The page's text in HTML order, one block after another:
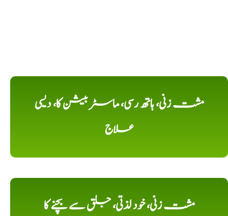
مشت زنی، ہاتھ رسی، ماسٹر بیشن کا، دیسی
علاج
مشت زنی، خود لذتی، جلق سے بچنے کا